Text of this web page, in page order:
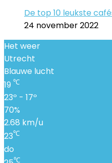
De top 10 leukste
24 november 2022
Het weer
Utrecht
Blauwe lucht
19 ℃
23º - 17º
70%
2.68 km/u
23℃
do
℃